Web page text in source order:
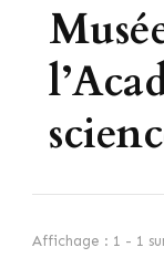
Affichage : 1 - 1 sur